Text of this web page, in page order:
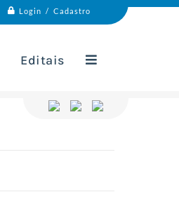
Login / Cadastro
Editais